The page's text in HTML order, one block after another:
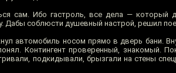
сам. Ибо гастроль, все дела — который
Дабы соблюсти душевный настрой, решил
автомобиль носом прямо в дверь бани.
Контингент проверенный, знакомый.
подкидывали, брызгали на стены